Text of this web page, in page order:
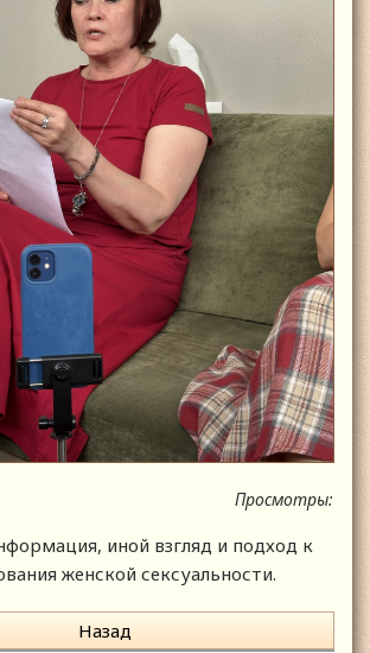
Просмотры:
иной взгляд и подход к
женской сексуальности.
Назад